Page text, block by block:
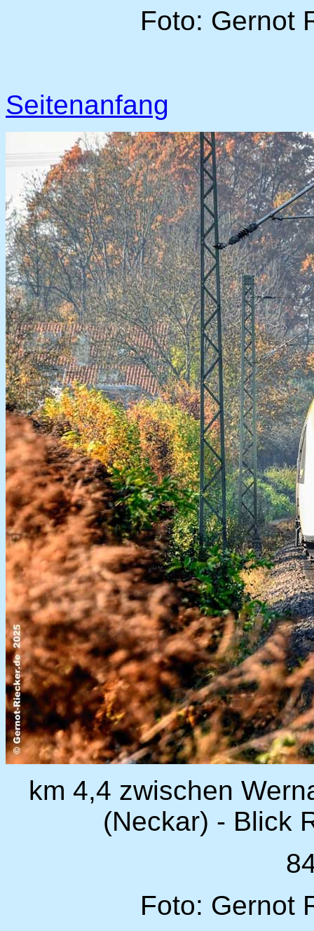
Foto: Gernot
Seitenanfang
km 4,4 zwischen
(Neckar) - Blick
Foto: Gernot